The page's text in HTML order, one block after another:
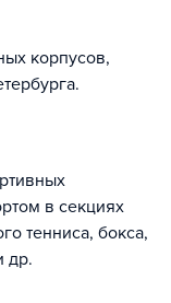
корпусов,
в секциях
тенниса, бокса,
др.